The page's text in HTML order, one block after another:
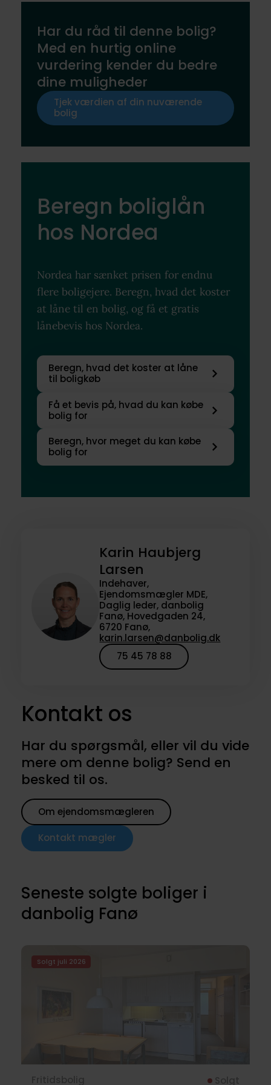
Har du råd til denne bolig?
Med en hurtig online
vurdering kender du bedre
dine muligheder
Tjek værdien af din nuværende
bolig
Beregn boliglån
hos Nordea
Nordea har sænket prisen for endnu
flere boligejere. Beregn, hvad det koster
at låne til en bolig, og få et gratis
lånebevis hos Nordea.
Beregn, hvad det koster at låne
til boligkøb
Få et bevis på, hvad du kan købe
bolig for
Beregn, hvor meget du kan købe
bolig for
Karin Haubjerg
Larsen
Indehaver,
Ejendomsmægler MDE,
Daglig leder, danbolig
Fanø, Hovedgaden 24,
6720 Fanø,
karin.larsen@danbolig.dk
75 45 78 88
Kontakt os
Har du spørgsmål, eller vil du vide
mere om denne bolig? Send en
besked til os.
Om ejendomsmægleren
Kontakt mægler
Seneste solgte boliger i
danbolig Fanø
Solgt juli 2026